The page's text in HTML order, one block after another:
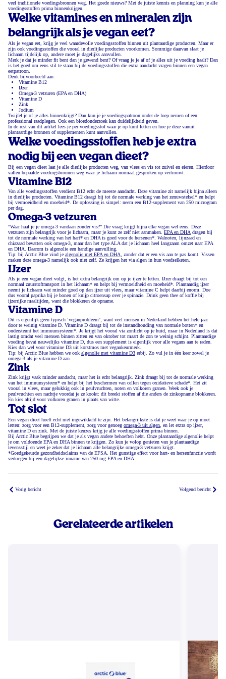
veel traditionele voedingsbronnen weg. Het goede nieuws? Met de juiste kennis en planning kun je alle
voedingsstoffen prima binnenkrijgen.
Welke vitamines en mineralen zijn
belangrijk als je vegan eet?
Als je vegan eet, krijg je veel waardevolle voedingsstoffen binnen uit plantaardige producten. Maar er
zijn ook voedingsstoffen die vooral in dierlijke producten voorkomen. Sommige daarvan slaat je
lichaam tijdelijk op, andere moet je dagelijks aanvullen.
Merk je dat je minder fit bent dan je gewend bent? Of vraag je je af of je alles uit je voeding haalt? Dan
is het goed om eens stil te staan bij de voedingsstoffen die extra aandacht vragen binnen een vegan
eetpatroon.
Denk bijvoorbeeld aan:
Vitamine B12
IJzer
Omega-3 vetzuren (EPA en DHA)
Vitamine D
Zink
Jodium
Twijfel je of je alles binnenkrijgt? Dan kun je je voedingspatroon onder de loep nemen of een
professional raadplegen. Ook een bloedonderzoek kan duidelijkheid geven.
In de rest van dit artikel lees je per voedingsstof waar je op kunt letten en hoe je deze vanuit
plantaardige bronnen of supplementen kunt aanvullen.
Welke voedingsstoffen heb je extra
nodig bij een vegan dieet?
Bij een vegan dieet laat je alle dierlijke producten weg, van vlees en vis tot zuivel en eieren. Hierdoor
vallen bepaalde voedingsbronnen weg waar je lichaam normaal gesproken op vertrouwt.
Vitamine B12
Van alle voedingsstoffen verdient B12 echt de meeste aandacht. Deze vitamine zit namelijk bijna alleen
in dierlijke producten. Vitamine B12 draagt bij tot de normale werking van het zenuwstelsel* en helpt
bij vermoeidheid en moeheid*. De oplossing is simpel: neem een B12-supplement van 250 microgram
per dag.
Omega-3 vetzuren
“Waar haal je je omega-3 vandaan zonder vis?” Die vraag krijgt bijna elke vegan wel eens. Deze
vetzuren zijn belangrijk voor je lichaam, maar je kunt ze zelf niet aanmaken. EPA en DHA dragen bij
tot de normale werking van het hart* en DHA is goed voor de hersenen*. Walnoten, lijnzaad en
chiazaad bevatten ook omega-3, maar dan het type ALA dat je lichaam heel langzaam omzet naar EPA
en DHA. Daarom is algenolie een handige aanvulling.
Tip: bij Arctic Blue vind je algenolie met EPA en DHA , zonder dat er een vis aan te pas komt. Vissen
maken deze omega-3 namelijk ook niet zelf. Ze krijgen het via algen in hun voedselketen.
IJzer
Als je een vegan dieet volgt, is het extra belangrijk om op je ijzer te letten. IJzer draagt bij tot een
normaal zuurstoftransport in het lichaam* en helpt bij vermoeidheid en moeheid*. Plantaardig ijzer
neemt je lichaam wat minder goed op dan ijzer uit vlees, maar vitamine C helpt daarbij enorm. Doe
dus vooral paprika bij je bonen of knijp citroensap over je spinazie. Drink geen thee of koffie bij
ijzerrijke maaltijden, want die blokkeren de opname.
Vitamine D
Dit is eigenlijk geen typisch ‘veganprobleem’, want veel mensen in Nederland hebben het hele jaar
door te weinig vitamine D. Vitamine D draagt bij tot de instandhouding van normale botten* en
ondersteunt het immuunsysteem*. Je krijgt het vooral via zonlicht op je huid, maar in Nederland is dat
lastig omdat veel mensen binnen zitten en van oktober tot maart de zon te weinig schijnt. Plantaardige
voeding bevat nauwelijks vitamine D, dus een supplement is eigenlijk voor alle vegans aan te raden.
Kies dan wel voor vitamine D3 uit korstmos met vegankeurmerk.
Tip: bij Arctic Blue hebben we ook algenolie met vitamine D3 erbij. Zo vul je in één keer zowel je
omega-3 als je vitamine D aan.
Zink
Zink krijgt vaak minder aandacht, maar het is echt belangrijk. Zink draagt bij tot de normale werking
van het immuunsysteem* en helpt bij het beschermen van cellen tegen oxidatieve schade*. Het zit
vooral in vlees, maar gelukkig ook in peulvruchten, noten en volkoren granen. Week ook je
peulvruchten een nachtje voordat je ze kookt: dit breekt stoffen af die anders de zinkopname blokkeren.
En kies altijd voor volkoren granen in plaats van witte.
Tot slot
Een vegan dieet hoeft echt niet ingewikkeld te zijn. Het belangrijkste is dat je weet waar je op moet
letten: zorg voor een B12-supplement, zorg voor genoeg omega-3 uit algen , en let extra op ijzer,
vitamine D en zink. Met de juiste keuzes krijg je alle voedingsstoffen prima binnen.
Bij Arctic Blue begrijpen we dat je als vegan andere behoeften hebt. Onze plantaardige algenolie helpt
je om voldoende EPA en DHA binnen te krijgen. Zo kun je volop genieten van je plantaardige
levensstijl en weet je zeker dat je lichaam alle belangrijke omega-3 vetzuren krijgt.
*Goedgekeurde gezondheidsclaims van de EFSA. Het gunstige effect voor hart- en hersenfunctie wordt
verkregen bij een dagelijkse inname van 250 mg EPA en DHA.
Vorig bericht Volgend bericht
Gerelateerde artikelen